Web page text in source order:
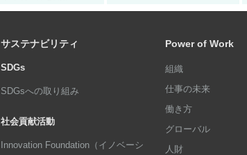
サステナビリティ
SDGs
SDGsへの取り組み
社会貢献活動
Innovation Foundation（イノベーシ
Power of Work
組織
仕事の未来
働き方
グローバル
人財